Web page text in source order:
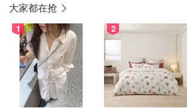
大家都在抢
1 2